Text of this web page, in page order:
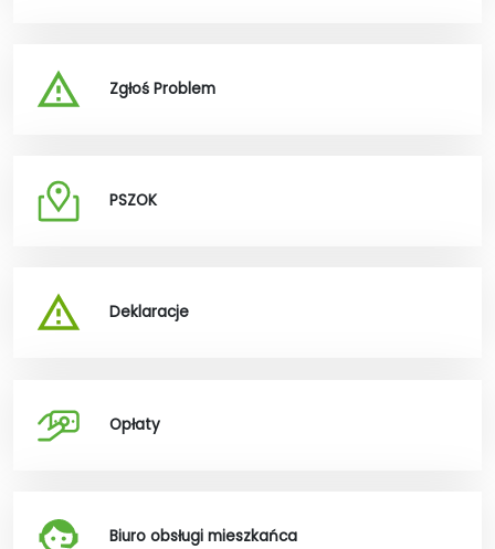
Zgłoś Problem
PSZOK
Deklaracje
Opłaty
Biuro obsługi mieszkańca